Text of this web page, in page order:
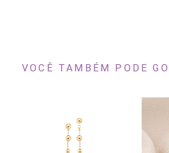
VOCÊ TAMBÉM PODE